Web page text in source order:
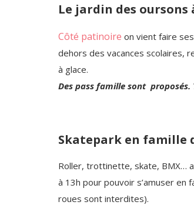
Le jardin des oursons
Côté patinoire on vient faire
dehors des vacances scolaires,
à glace.
Des pass famille sont
Skatepark en famille
Roller, trottinette, skate, BMX…
à 13h pour pouvoir s’amuser
roues sont interdites).